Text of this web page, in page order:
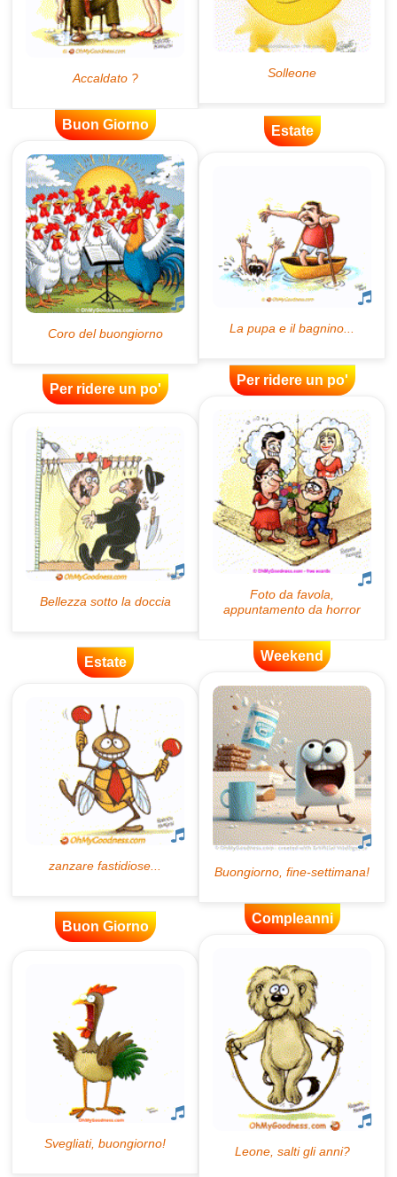
Buon Giorno Estate
Per ridere un po'
Per ridere un po'
Estate Weekend
Buon Giorno
Compleanni